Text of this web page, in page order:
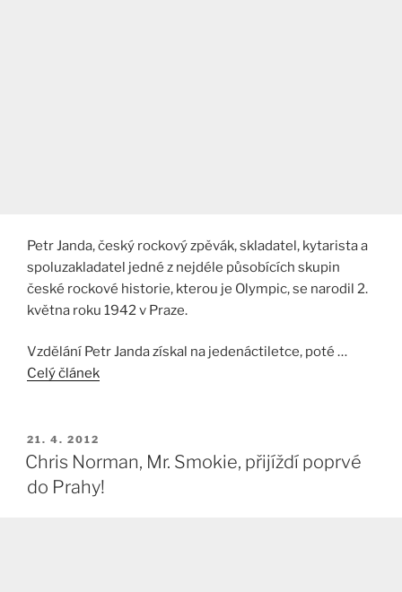
Petr Janda, český rockový zpěvák, skladatel, kytarista a
spoluzakladatel jedné z nejdéle působících skupin
české rockové historie, kterou je Olympic, se narodil 2.
května roku 1942 v Praze.
Vzdělání Petr Janda získal na jedenáctiletce, poté …
Celý článek
PUBLIKOVÁNO
21. 4. 2012
Chris Norman, Mr. Smokie, přijíždí poprvé
do Prahy!